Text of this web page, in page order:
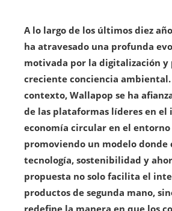
A lo largo de los últimos diez
ha atravesado una profunda
motivada por la digitalización y
creciente conciencia ambiental.
contexto, Wallapop se ha
de las plataformas líderes en el
economía circular en el
promoviendo un modelo donde
tecnología, sostenibilidad y
propuesta no solo facilita el
productos de segunda mano,
redefine la manera en que los